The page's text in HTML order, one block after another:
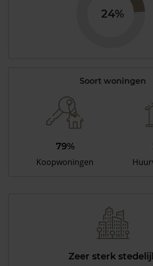
24%
Soort woningen
79%
Koopwoningen
Zeer sterk